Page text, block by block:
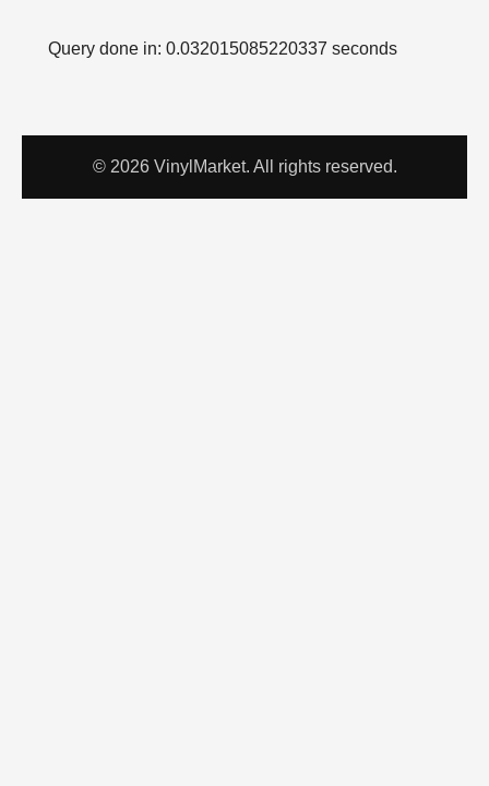
Query done in: 0.032015085220337 seconds
© 2026 VinylMarket. All rights reserved.